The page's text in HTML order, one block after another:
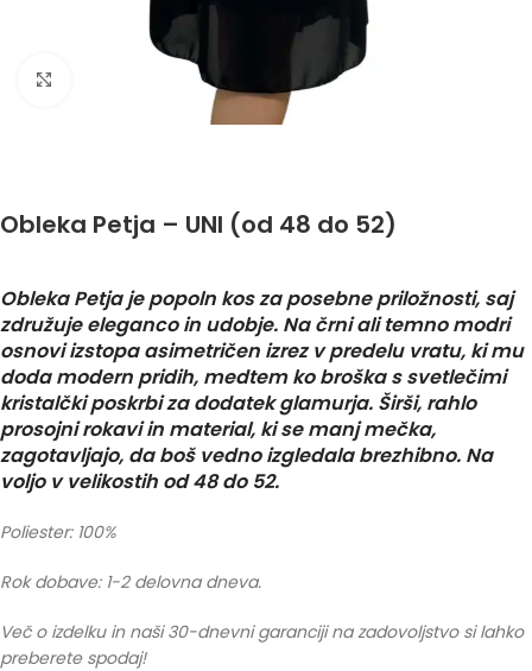
Obleka Petja – UNI (od 48 do 52)
Obleka Petja je popoln kos za posebne priložnosti, saj
združuje eleganco in udobje. Na črni ali temno modri
osnovi izstopa asimetričen izrez v predelu vratu, ki mu
doda modern pridih, medtem ko broška s svetlečimi
kristalčki poskrbi za dodatek glamurja. Širši, rahlo
prosojni rokavi in material, ki se manj mečka,
zagotavljajo, da boš vedno izgledala brezhibno. Na
voljo v velikostih od 48 do 52.
Poliester: 100%
Rok dobave: 1-2 delovna dneva.
Več o izdelku in naši 30-dnevni garanciji na zadovoljstvo si lahko
preberete spodaj!